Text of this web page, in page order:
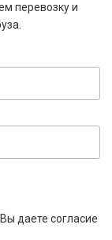
перевозку и
даете согласие